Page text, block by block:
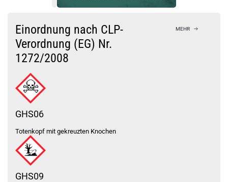
Check das mal!
Vozol Ace Go Pod System Kit Pink-Gold
Du willst Kröten sparen?
Schau mal hier!
Einordnung nach CLP-
Verordnung (EG) Nr.
1272/2008
MEHR
GHS06
Totenkopf mit gekreuzten Knochen
GHS09